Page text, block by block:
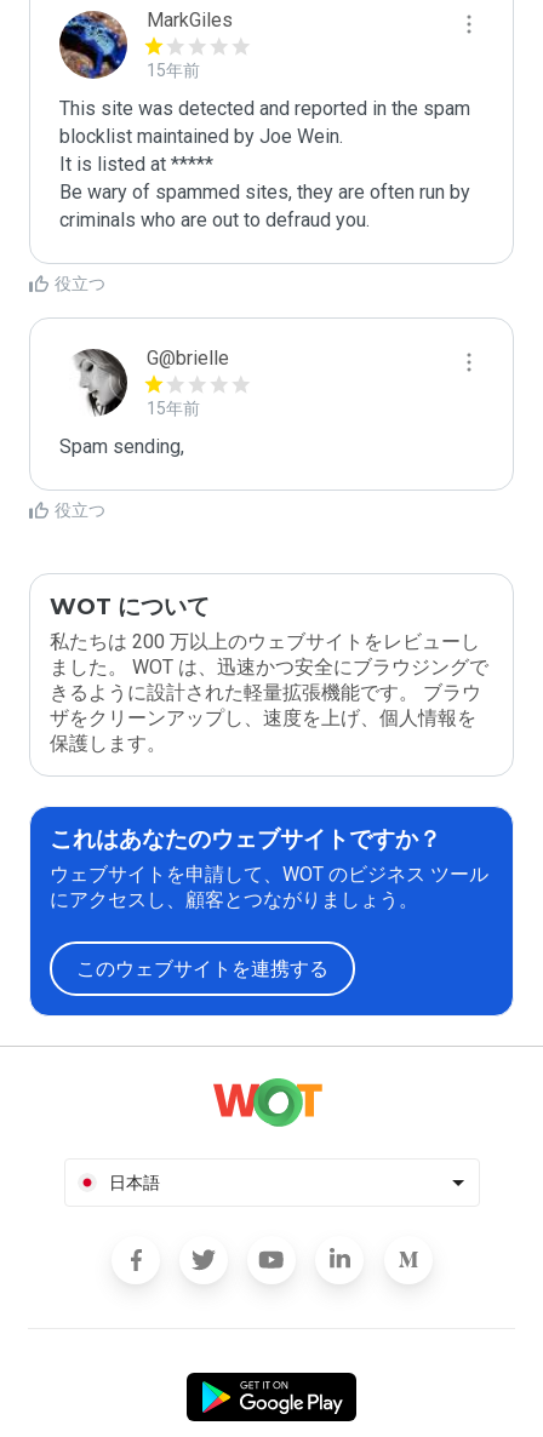
MarkGiles
15年前
This site was detected and reported in the spam
blocklist maintained by Joe Wein.
It is listed at *****
Be wary of spammed sites, they are often run by
criminals who are out to defraud you.
役立つ
G@brielle
15年前
Spam sending,
役立つ
WOT について
私たちは 200 万以上のウェブサイトをレビューし
ました。 WOT は、迅速かつ安全にブラウジングで
きるように設計された軽量拡張機能です。 ブラウ
ザをクリーンアップし、速度を上げ、個人情報を
保護します。
これはあなたのウェブサイトですか？
ウェブサイトを申請して、WOT のビジネス ツール
にアクセスし、顧客とつながりましょう。
このウェブサイトを連携する
日本語